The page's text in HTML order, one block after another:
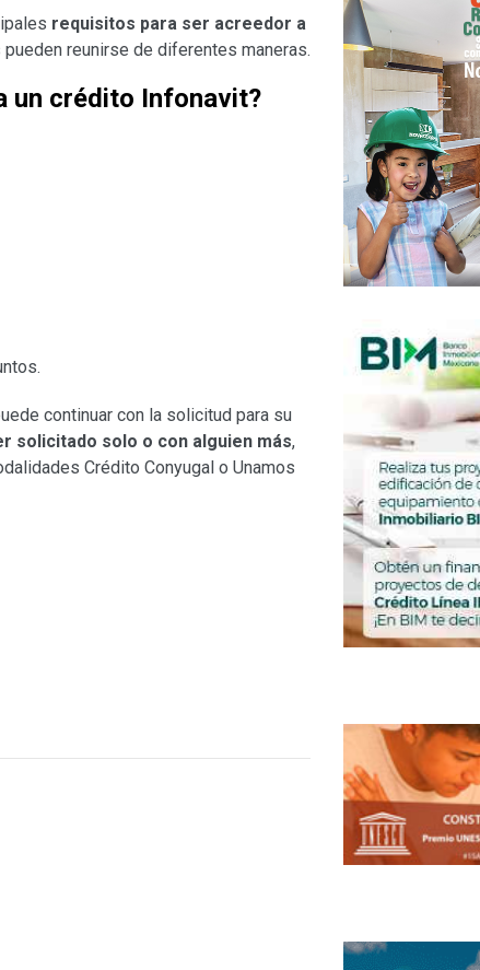
requisitos para ser acreedor a
reunirse de diferentes maneras.
un crédito Infonavit?
continuar con la solicitud para su
solicitado solo o con alguien más,
Crédito Conyugal o Unamos